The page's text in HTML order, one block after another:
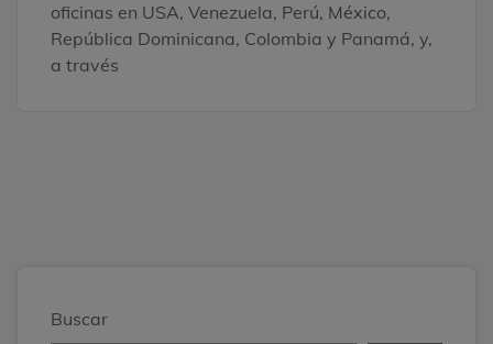
oficinas en USA, Venezuela, Perú, México,
República Dominicana, Colombia y Panamá, y,
a través
Buscar